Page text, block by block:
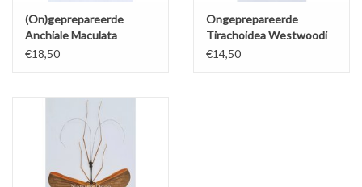
(On)geprepareerde
Anchiale Maculata
€18,50
Ongeprepareerde
Tirachoidea Westwoodi
(wandelende tak)
€14,50